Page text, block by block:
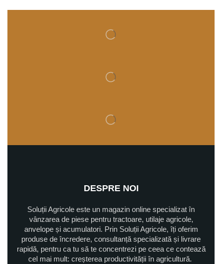
DESPRE NOI
Soluții Agricole este un magazin online specializat în
vânzarea de piese pentru tractoare, utilaje agricole,
anvelope și acumulatori. Prin Soluții Agricole, îți oferim
produse de încredere, consultanță specializată și livrare
rapidă, pentru ca tu să te concentrezi pe ceea ce contează
cel mai mult: creșterea productivității în agricultură.